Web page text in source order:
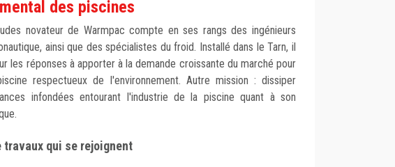
des piscines
novateur de Warmpac compte en ses rangs des ingénieurs
ainsi que des spécialistes du froid. Installé dans le Tarn, il
les réponses à apporter à la demande croissante du marché pour
respectueux de l'environnement. Autre mission : dissiper
infondées entourant l'industrie de la piscine quant à son
travaux qui se rejoignent